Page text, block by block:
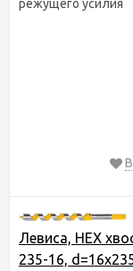
режущего усилия
Левиса, HEX
235-16,